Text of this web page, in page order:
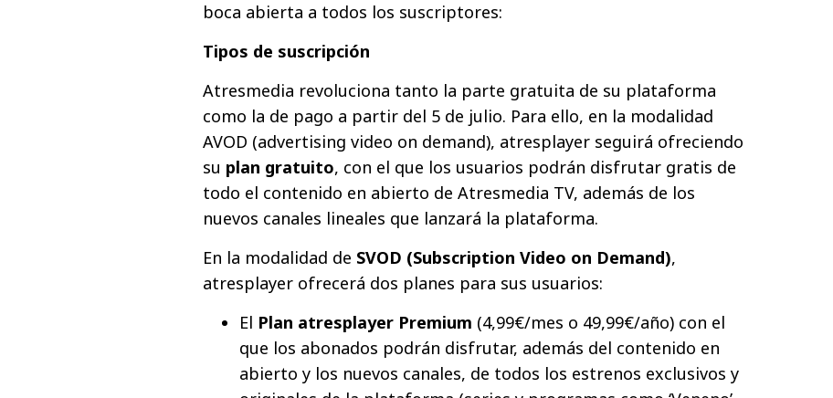
boca abierta a todos los suscriptores:
Tipos de suscripción
Atresmedia revoluciona tanto la parte gratuita de su plataforma
como la de pago a partir del 5 de julio. Para ello, en la modalidad
AVOD (advertising video on demand), atresplayer seguirá ofreciendo
su plan gratuito, con el que los usuarios podrán disfrutar gratis de
todo el contenido en abierto de Atresmedia TV, además de los
nuevos canales lineales que lanzará la plataforma.
En la modalidad de SVOD (Subscription Video on Demand),
atresplayer ofrecerá dos planes para sus usuarios:
El Plan atresplayer Premium (4,99€/mes o 49,99€/año) con el
que los abonados podrán disfrutar, además del contenido en
abierto y los nuevos canales, de todos los estrenos exclusivos y